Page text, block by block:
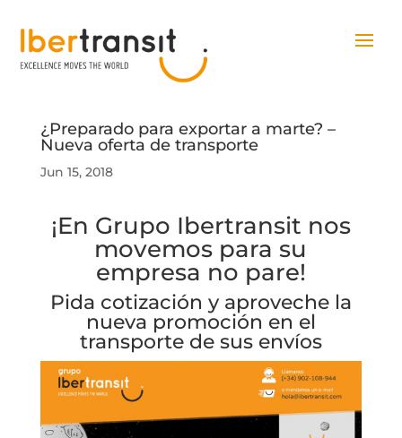
¿Preparado para exportar a marte? –
Nueva oferta de transporte
Jun 15, 2018
¡En Grupo Ibertransit nos
movemos para su
empresa no pare!
Pida cotización y aproveche la
nueva promoción en el
transporte de sus envíos